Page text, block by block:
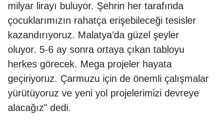
milyar lirayı buluyor. Şehrin her tarafında
çocuklarımızın rahatça erişebileceği tesisler
kazandırıyoruz. Malatya’da güzel şeyler
oluyor. 5-6 ay sonra ortaya çıkan tabloyu
herkes görecek. Mega projeler hayata
geçiriyoruz. Çarmuzu için de önemli çalışmalar
yürütüyoruz ve yeni yol projelerimizi devreye
alacağız" dedi.